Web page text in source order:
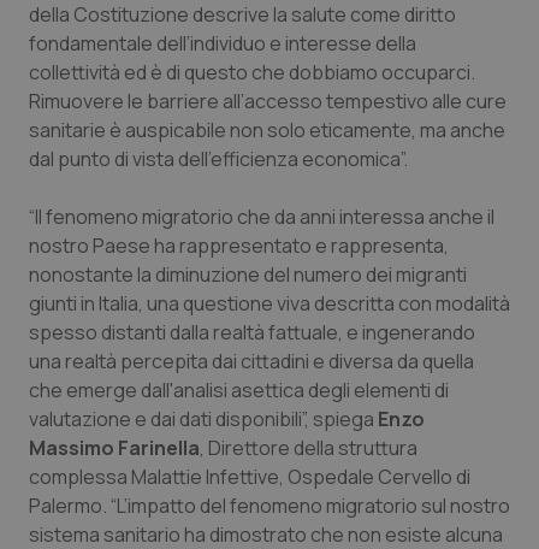
Veneto
Oncoematologia
Oncologia & Nutrizione
Psoriasi & pelle
Quotidiano Cardiologia
Quotidiano Chirurgia
Quotidiano Oncologia
Quotidiano Pediatria
Rene & patologie urogenitali
Salute orale & impianti
della Costituzione descrive la salute come diritto
fondamentale dell’individuo e interesse della
collettività ed è di questo che dobbiamo occuparci.
Rimuovere le barriere all’accesso tempestivo alle cure
sanitarie è auspicabile non solo eticamente, ma anche
dal punto di vista dell’efficienza economica”.
“Il fenomeno migratorio che da anni interessa anche il
nostro Paese ha rappresentato e rappresenta,
nonostante la diminuzione del numero dei migranti
giunti in Italia, una questione viva descritta con modalità
spesso distanti dalla realtà fattuale, e ingenerando
una realtà percepita dai cittadini e diversa da quella
che emerge dall'analisi asettica degli elementi di
valutazione e dai dati disponibili”, spiega Enzo
Massimo Farinella, Direttore della struttura
complessa Malattie Infettive, Ospedale Cervello di
Palermo. “L’impatto del fenomeno migratorio sul nostro
sistema sanitario ha dimostrato che non esiste alcuna